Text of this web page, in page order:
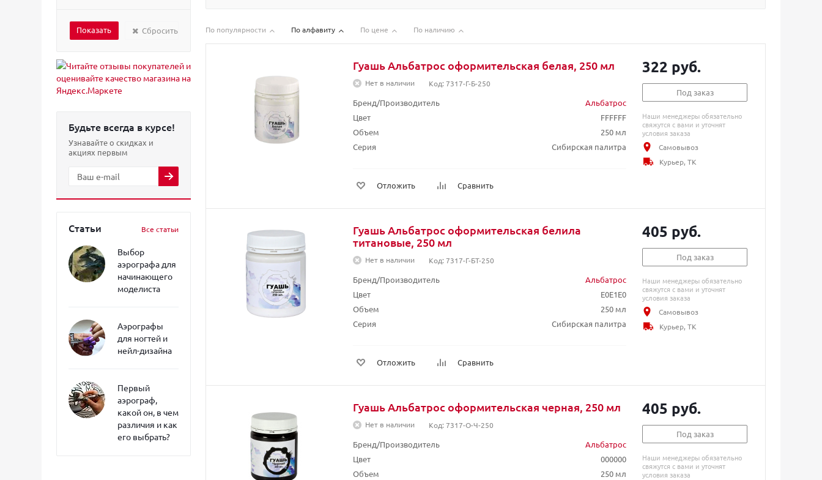
Сбросить
Будьте всегда в курсе!
Узнавайте о скидках и
акциях первым
Статьи Все статьи
Выбор
аэрографа для
начинающего
моделиста
Аэрографы
для ногтей и
нейл-дизайна
Первый
аэрограф,
какой он, в чем
различия и как
его выбрать?
По популярности По алфавиту По цене По наличию
Гуашь Альбатрос оформительская белая, 250 мл
Нет в наличии Код: 7317-Г-Б-250
Бренд/Производитель
Альбатрос
Цвет
FFFFFF
Объем
250 мл
Серия
Сибирская палитра
Отложить Сравнить
322 руб.
Под заказ
Наши менеджеры обязательно
свяжутся с вами и уточнят
условия заказа
Самовывоз
Курьер, ТК
Гуашь Альбатрос оформительская белила
титановые, 250 мл
Нет в наличии Код: 7317-Г-БТ-250
Бренд/Производитель
Альбатрос
Цвет
E0E1E0
Объем
250 мл
Серия
Сибирская палитра
Отложить Сравнить
405 руб.
Под заказ
Наши менеджеры обязательно
свяжутся с вами и уточнят
условия заказа
Самовывоз
Курьер, ТК
Гуашь Альбатрос оформительская черная, 250 мл
Нет в наличии Код: 7317-О-Ч-250
Бренд/Производитель
Альбатрос
Цвет
000000
Объем
250 мл
405 руб.
Под заказ
Наши менеджеры обязательно
свяжутся с вами и уточнят
условия заказа